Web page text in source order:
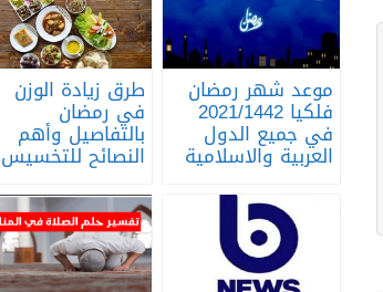
موعد شهر رمضان
فلكيا 2021/1442
في جميع الدول
العربية والاسلامية
طرق زيادة الوزن
في رمضان
بالتفاصيل وأهم
النصائح للتخسيس